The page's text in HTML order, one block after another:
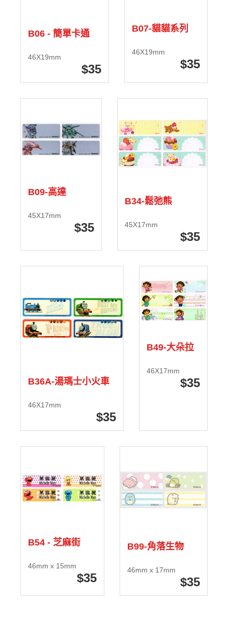
B06 - 簡單卡通
46X19mm
35
B07-貓貓系列
46X19mm
35
B09-高達
45X17mm
35
B34-鬆弛熊
45X17mm
35
B36A-湯瑪士小火車
46X17mm
35
B49-大朵拉
46X17mm
35
B54 - 芝麻街
46mm x 15mm
35
B99-角落生物
46mm x 17mm
35